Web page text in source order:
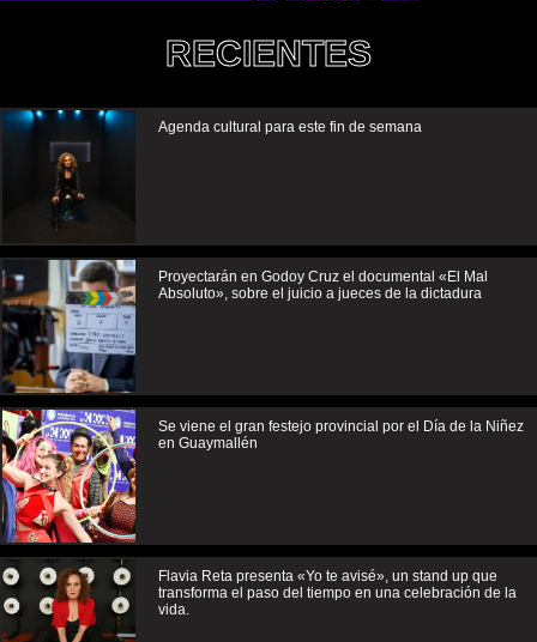
RECIENTES
Agenda cultural para este fin de semana
Proyectarán en Godoy Cruz el documental «El Mal
Absoluto», sobre el juicio a jueces de la dictadura
Se viene el gran festejo provincial por el Día de la Niñez
en Guaymallén
Flavia Reta presenta «Yo te avisé», un stand up que
transforma el paso del tiempo en una celebración de la
vida.